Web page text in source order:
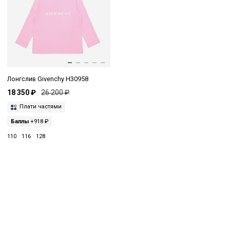
Лонгслив Givenchy H30958
18 350 ₽ 26 200 ₽
Плати частями
Баллы +918 ₽
110 116 128